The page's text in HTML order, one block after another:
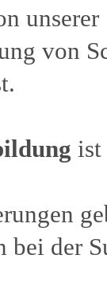
von
ist
bei der